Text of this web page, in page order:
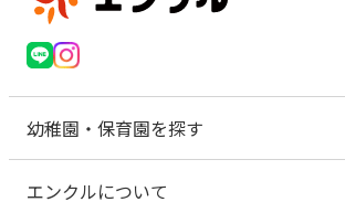
幼稚園・保育園を探す
エンクルについて